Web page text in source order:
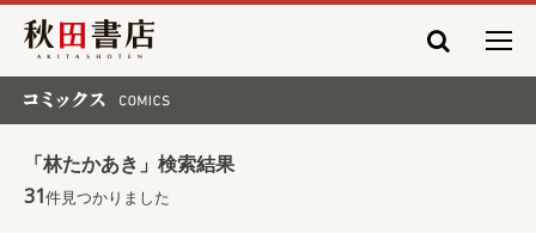
秋田書店
「林たかあき」検索結果
31件見つかりました